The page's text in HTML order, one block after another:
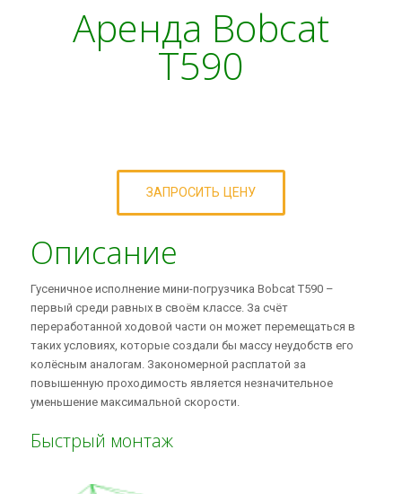
Аренда Bobcat
T590
ЗАПРОСИТЬ ЦЕНУ
Описание
Гусеничное исполнение мини-погрузчика Bobcat T590 –
первый среди равных в своём классе. За счёт
переработанной ходовой части он может перемещаться в
таких условиях, которые создали бы массу неудобств его
колёсным аналогам. Закономерной расплатой за
повышенную проходимость является незначительное
уменьшение максимальной скорости.
Быстрый монтаж